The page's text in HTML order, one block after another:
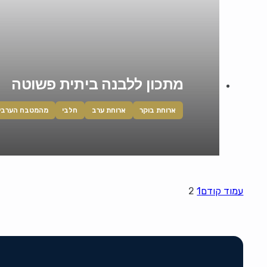
מתכון ללבנה ביתית פשוטה
ארוחת בוקר ארוחת ערב חלבי מהמטבח הערבי
עמוד קודם1
2